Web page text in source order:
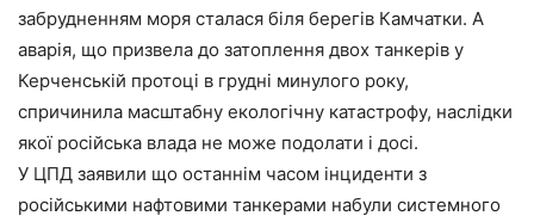
забрудненням моря сталася біля берегів Камчатки. А
аварія, що призвела до затоплення двох танкерів у
Керченській протоці в грудні минулого року,
спричинила масштабну екологічну катастрофу, наслідки
якої російська влада не може подолати і досі.
У ЦПД заявили що останнім часом інциденти з
російськими нафтовими танкерами набули системного